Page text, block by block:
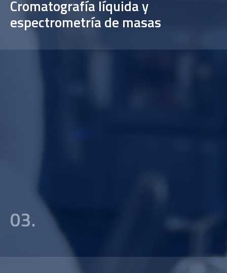
Cromatografía líquida y
espectrometría de masas
03.